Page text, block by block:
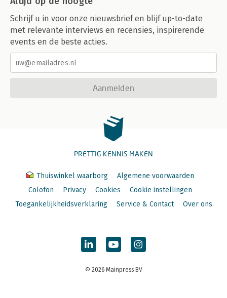
Schrijf u in voor onze nieuwsbrief en blijf up-to-date
met relevante interviews en recensies, inspirerende
events en de beste acties.
Aanmelden
PRETTIG KENNIS MAKEN
Thuiswinkel waarborg
Algemene voorwaarden
Colofon
Privacy Cookies
Cookie instellingen
Toegankelijkheidsverklaring
Service & Contact Over ons
© 2026 Mainpress BV